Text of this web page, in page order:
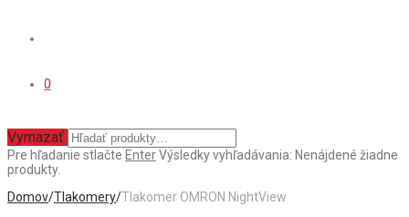
0
Vymazať
Pre hľadanie stlačte EnterVýsledky vyhľadávania: Nenájdené žiadne
produkty.
Domov/Tlakomery/Tlakomer OMRON NightView